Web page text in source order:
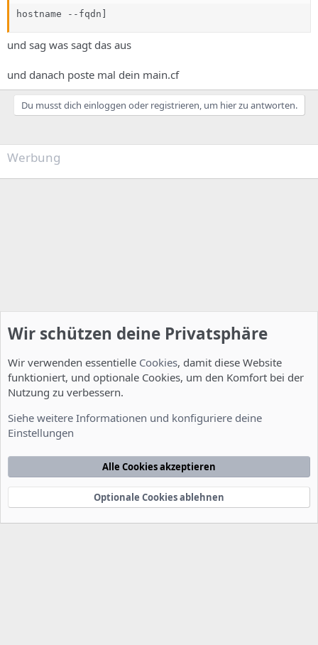
hostname --fqdn]
und sag was sagt das aus
und danach poste mal dein main.cf
Du musst dich einloggen oder registrieren, um hier zu antworten.
Werbung
Nutzungsbedingungen Datenschutzerklärung
Startseite
e
Community platform by XenForo® © 2010-2022 XenForo Ltd.
xenDach©2010-2014
Wir schützen deine Privatsphäre
Wir verwenden essentielle Cookies, damit diese Website
funktioniert, und optionale Cookies, um den Komfort bei der
Nutzung zu verbessern.
Siehe weitere Informationen und konfiguriere deine
Einstellungen
Alle Cookies akzeptieren
Optionale Cookies ablehnen